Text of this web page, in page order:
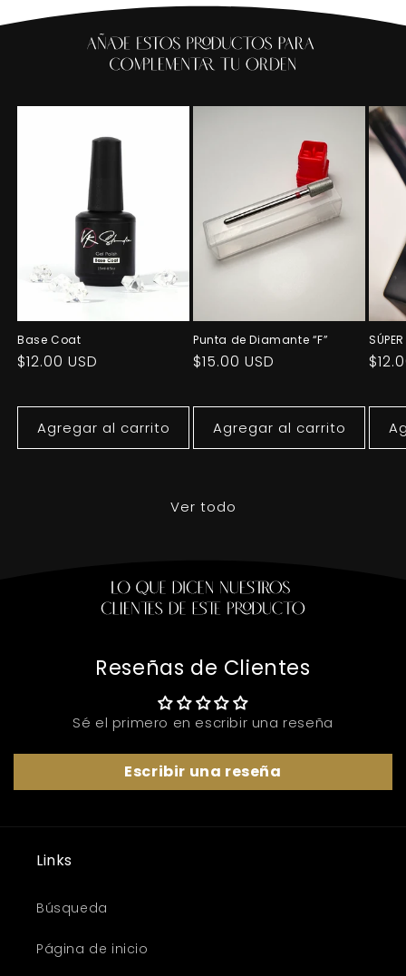
Title
Title
Cargando...
Base Coat
Precio
$12.00 USD
Agregar al carrito
Punta de Diamante “F”
Precio
$15.00 USD
Agregar al carrito
Ver todo
Reseñas de Clientes
Sé el primero en escribir una reseña
Escribir una reseña
Links
Búsqueda
Página de inicio